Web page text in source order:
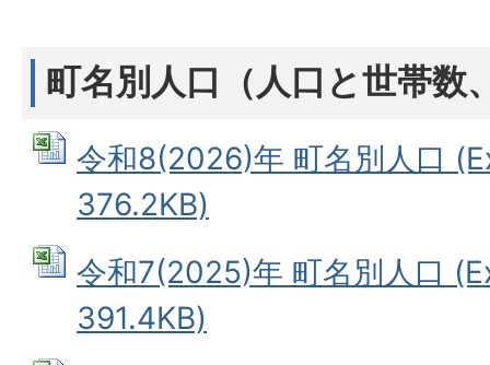
町名別人口（人口と世帯数
令和8(2026)年 町名別人口
376.2KB)
令和7(2025)年 町名別人口
391.4KB)